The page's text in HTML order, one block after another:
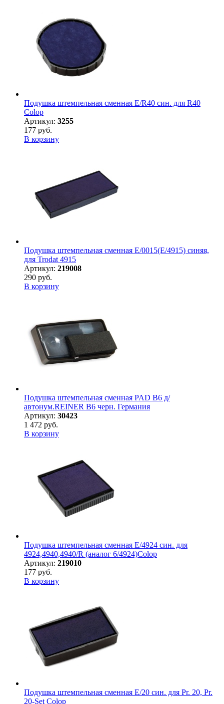
Подушка штемпельная сменная E/R40 син. для R40
Colop
Артикул: 3255
177 руб.
В корзину
Подушка штемпельная сменная E/0015(E/4915) синяя,
для Trodat 4915
Артикул: 219008
290 руб.
В корзину
Подушка штемпельная сменная PAD B6 д/
автонум.REINER B6 черн. Германия
Артикул: 30423
1 472 руб.
В корзину
Подушка штемпельная сменная E/4924 син. для
4924,4940,4940/R (аналог 6/4924)Colop
Артикул: 219010
177 руб.
В корзину
Подушка штемпельная сменная E/20 син. для Pr. 20, Pr.
20-Set Colop